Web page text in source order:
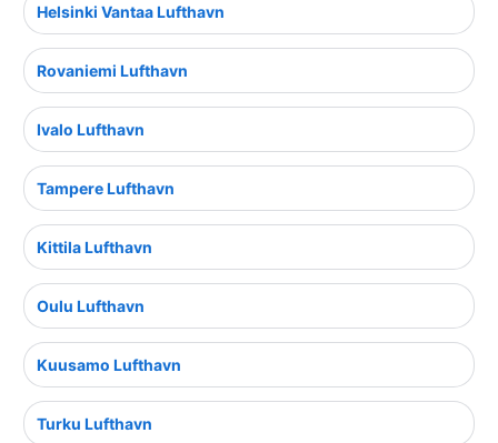
Helsinki Vantaa Lufthavn
Rovaniemi Lufthavn
Ivalo Lufthavn
Tampere Lufthavn
Kittila Lufthavn
Oulu Lufthavn
Kuusamo Lufthavn
Turku Lufthavn